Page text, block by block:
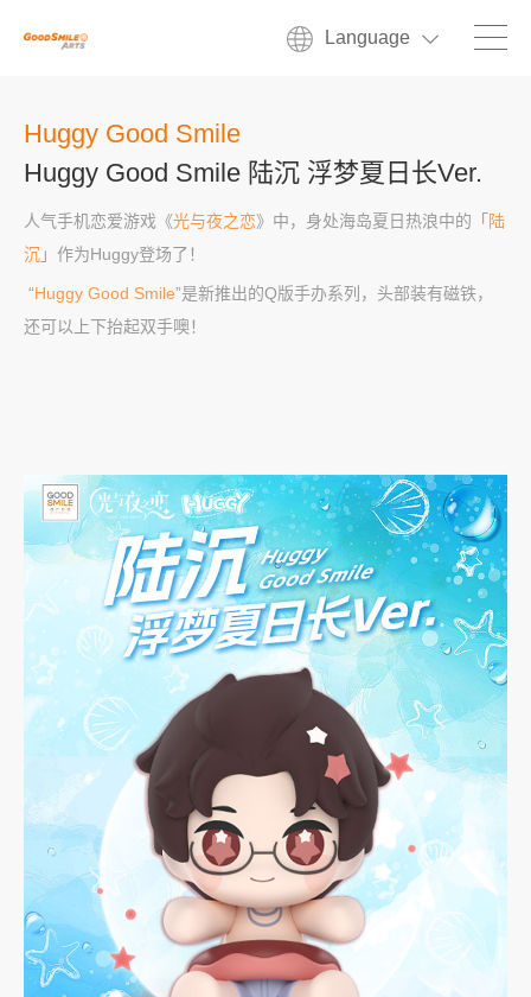
Language
Huggy Good Smile
Huggy Good Smile 陆沉 浮梦夏日长Ver.
人气手机恋爱游戏《光与夜之恋》中，身处海岛夏日热浪中的「 陆
沉 」作为Huggy登场了！
“Huggy Good Smile”是新推出的Q版手办系列，头部装有磁铁，
还可以上下抬起双手噢！